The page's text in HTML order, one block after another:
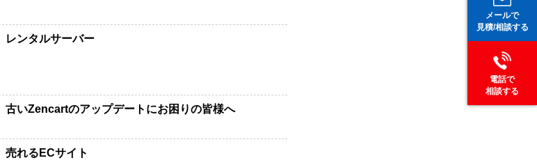
メールで
見積/相談する
電話で
相談する
レンタルサーバー
古いZencartのアップデートにお困りの皆様へ
売れるECサイト